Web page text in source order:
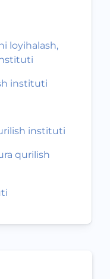
loyihalash,
instituti
instituti
qurilish